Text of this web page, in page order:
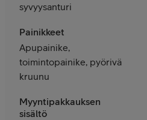
syvyysanturi
Painikkeet
Apupainike,
toimintopainike, pyörivä
kruunu
Myyntipakkauksen
sisältö